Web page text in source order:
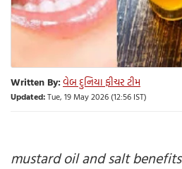
Written By:વેબ દુનિયા ફીચર ટીમ
Updated:Tue, 19 May 2026 (12:56 IST)
mustard oil and salt benefits